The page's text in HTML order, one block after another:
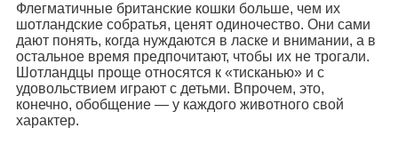
Флегматичные британские кошки больше, чем их
шотландские собратья, ценят одиночество. Они сами
дают понять, когда нуждаются в ласке и внимании, а в
остальное время предпочитают, чтобы их не трогали.
Шотландцы проще относятся к «тисканью» и с
удовольствием играют с детьми. Впрочем, это,
конечно, обобщение — у каждого животного свой
характер.